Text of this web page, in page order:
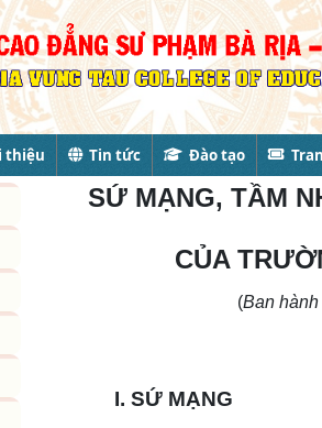
Tin tức Đào tạo
SỨ MẠNG, TẦM
CỦA
(Ban hành
I. SỨ MẠNG